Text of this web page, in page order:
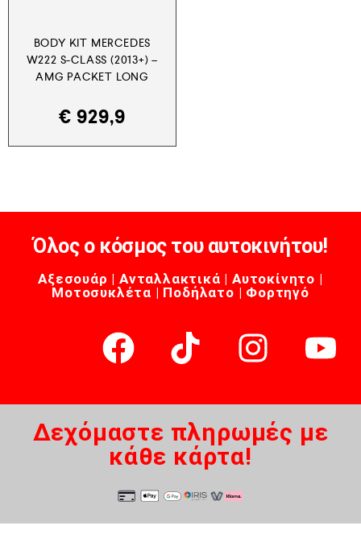
BODY KIT MERCEDES
W222 S-CLASS (2013+) –
AMG PACKET LONG
€ 929,9
Όλος ο κόσμος του αυτοκινήτου!
Αξεσουάρ | Ανταλλακτικά | Αυτοκίνητο |
Μοτοσυκλέτα | Ποδήλατο | Φορτηγό
Δεχόμαστε πληρωμές με
κάθε κάρτα!